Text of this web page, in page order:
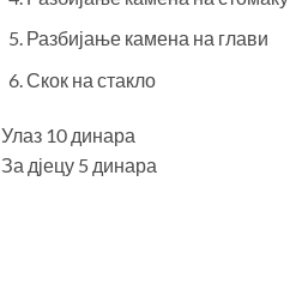
Разбијање камена на глави
Скок на стакло
Улаз 10 динара
За дјецу 5 динара